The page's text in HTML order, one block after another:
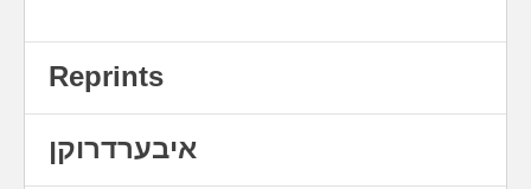
Reprints
איבערדרוקן